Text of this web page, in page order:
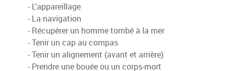
- L'appareillage
- La navigation
- Récupérer un homme tombé à la mer
- Tenir un cap au compas
- Tenir un alignement (avant et arrière)
- Prendre une bouée ou un corps-mort